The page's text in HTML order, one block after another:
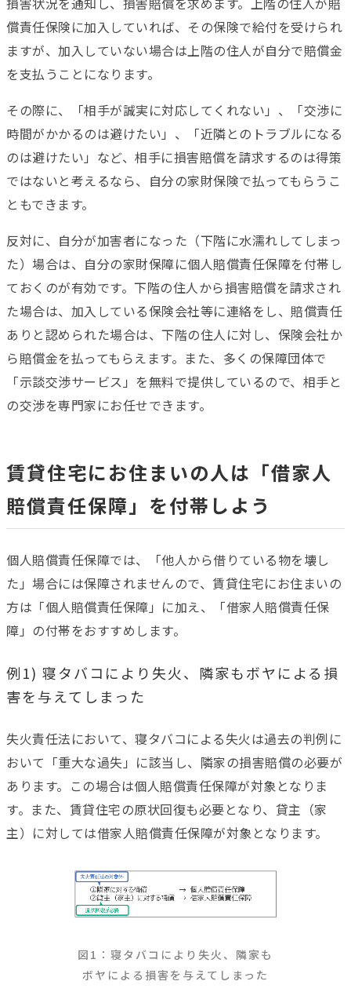
償責任保険に加入していれば、その保険で給付を受けられ
ますが、加入していない場合は上階の住人が自分で賠償金
を支払うことになります。
その際に、「相手が誠実に対応してくれない」、「交渉に
時間がかかるのは避けたい」、「近隣とのトラブルになる
のは避けたい」など、相手に損害賠償を請求するのは得策
ではないと考えるなら、自分の家財保険で払ってもらうこ
ともできます。
反対に、自分が加害者になった（下階に水濡れしてしまっ
た）場合は、自分の家財保障に個人賠償責任保障を付帯し
ておくのが有効です。下階の住人から損害賠償を請求され
た場合は、加入している保険会社等に連絡をし、賠償責任
ありと認められた場合は、下階の住人に対し、保険会社か
ら賠償金を払ってもらえます。また、多くの保障団体で
「示談交渉サービス」を無料で提供しているので、相手と
の交渉を専門家にお任せできます。
賃貸住宅にお住まいの人は「借家人
賠償責任保障」を付帯しよう
個人賠償責任保障では、「他人から借りている物を壊し
た」場合には保障されませんので、賃貸住宅にお住まいの
方は「個人賠償責任保障」に加え、「借家人賠償責任保
障」の付帯をおすすめします。
例1) 寝タバコにより失火、隣家もボヤによる損
害を与えてしまった
失火責任法において、寝タバコによる失火は過去の判例に
おいて「重大な過失」に該当し、隣家の損害賠償の必要が
あります。この場合は個人賠償責任保障が対象となりま
す。また、賃貸住宅の原状回復も必要となり、貸主（家
主）に対しては借家人賠償責任保障が対象となります。
図1：寝タバコにより失火、隣家も
ボヤによる損害を与えてしまった